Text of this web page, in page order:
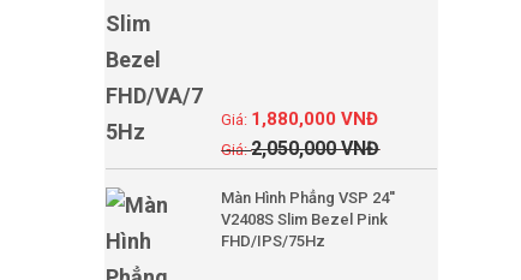
2,050,000VNĐ
1,880,000VNĐ
Màn Hình Phẳng VSP 24''
V2408S Slim Bezel Pink
FHD/IPS/75Hz